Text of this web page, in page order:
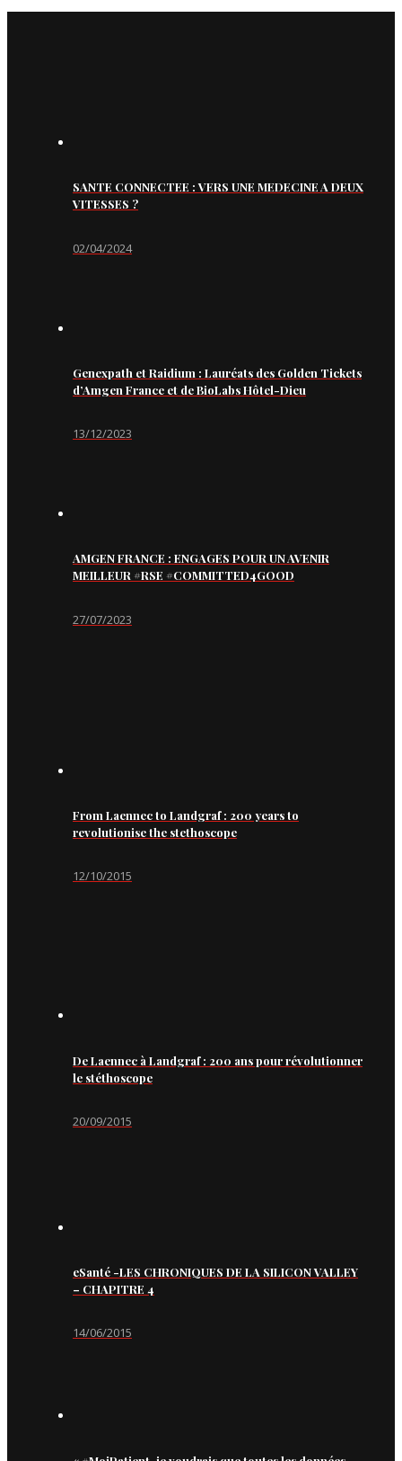
SANTE CONNECTEE : VERS UNE MEDECINE A DEUX
VITESSES ?
02/04/2024
Genexpath et Raidium : Lauréats des Golden Tickets
d’Amgen France et de BioLabs Hôtel-Dieu
13/12/2023
AMGEN FRANCE : ENGAGES POUR UN AVENIR
MEILLEUR #RSE #COMMITTED4GOOD
27/07/2023
From Laennec to Landgraf : 200 years to
revolutionise the stethoscope
12/10/2015
De Laennec à Landgraf : 200 ans pour révolutionner
le stéthoscope
20/09/2015
eSanté -LES CHRONIQUES DE LA SILICON VALLEY
– CHAPITRE 4
14/06/2015